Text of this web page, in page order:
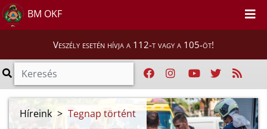
BM OKF
Veszély esetén hívja a 112-t vagy a 105-öt!
Híreink > Tegnap történt